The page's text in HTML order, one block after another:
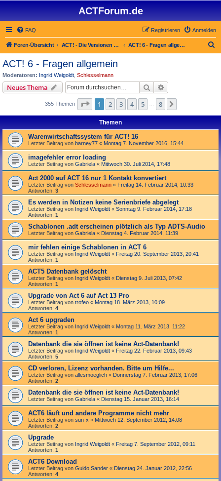
ACTForum.de
FAQ Anmelden
Registrieren
Foren-Übersicht ACT! - Die Versionen 2.x bis 6.x (auch ACT! 2000) ACT! 6 - Fragen allgemein
ACT! 6 - Fragen allgemein
Moderatoren: Ingrid Weigoldt Schlesselmann
Neues Thema Suche
355 Themen Seite 1von
1 2 3 4 5 8
Themen
Warenwirtschaftssystem für ACT! 16
Letzter Beitrag von barney77 « Montag 7. November 2016, 15:44
imagefehler error loading
Letzter Beitrag von Gabriela « Mittwoch 30. Juli 2014, 17:48
Act 2000 auf ACT 16 nur 1 Kontakt konvertiert
Letzter Beitrag von Schlesselmann « Freitag 14. Februar 2014, 10:33
Antworten: 3
Es werden in Notizen keine Serienbriefe abgelegt
Letzter Beitrag von Ingrid Weigoldt « Sonntag 9. Februar 2014, 17:18
Antworten: 1
Schablonen .adt erscheinen plötzlich als Typ ADTS-Audio
Letzter Beitrag von Gabriela « Dienstag 4. Februar 2014, 11:39
mir fehlen einige Schablonen in ACT 6
Letzter Beitrag von Ingrid Weigoldt « Freitag 20. September 2013, 20:41
Antworten: 1
ACT5 Datenbank gelöscht
Letzter Beitrag von Ingrid Weigoldt « Dienstag 9. Juli 2013, 07:42
Antworten: 1
Upgrade von Act 6 auf Act 13 Pro
Letzter Beitrag von trofeo « Montag 18. März 2013, 10:09
Antworten: 4
Act 6 upgraden
Letzter Beitrag von Ingrid Weigoldt « Montag 11. März 2013, 11:22
Antworten: 1
Datenbank die sie öffnen ist keine Act-Datenbank!
Letzter Beitrag von Ingrid Weigoldt « Freitag 22. Februar 2013, 09:43
Antworten: 5
CD verloren, Lizenz vorhanden. Bitte um Hilfe...
Letzter Beitrag von allesmoeglich « Donnerstag 7. Februar 2013, 17:06
Antworten: 2
Datenbank die sie öffnen ist keine Act-Datenbank!
Letzter Beitrag von Gabriela « Dienstag 15. Januar 2013, 16:14
ACT6 läuft und andere Programme nicht mehr
Letzter Beitrag von sun-x « Mittwoch 12. September 2012, 14:08
Antworten: 2
Upgrade
Letzter Beitrag von Ingrid Weigoldt « Freitag 7. September 2012, 09:11
Antworten: 1
ACT6 Download
Letzter Beitrag von Guido Sander « Dienstag 24. Januar 2012, 22:56
Antworten: 4